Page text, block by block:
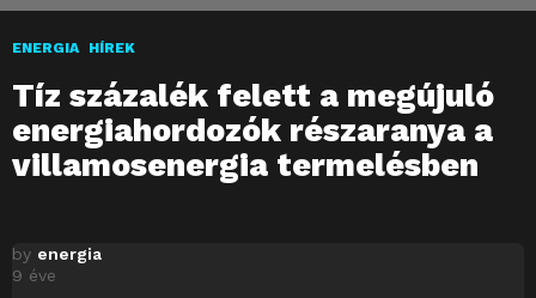
ENERGIA HÍREK
Tíz százalék felett a megújuló
energiahordozók részaranya a
villamosenergia termelésben
by energia
9 éve